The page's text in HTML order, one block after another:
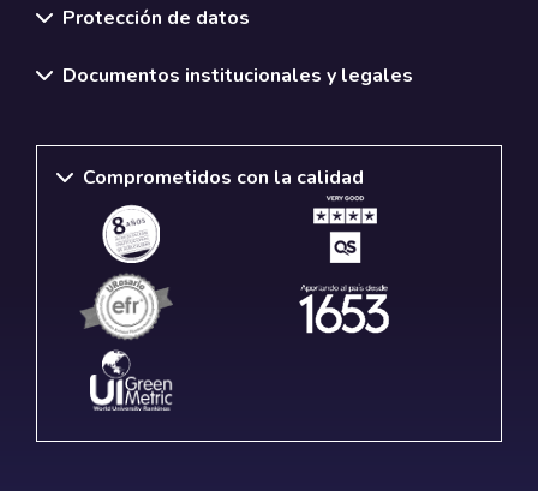
Protección de datos
Documentos institucionales y legales
Comprometidos con la calidad